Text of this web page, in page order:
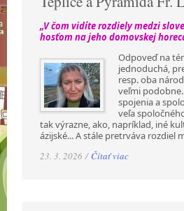
„V čom vidíte rozdiely medzi
hosťom na jeho domovskej
Odpoveď na
jednoduchá,
resp. oba
veľmi
spojenia a
veľa
tak výrazne, ako, napríklad, iné
ázijské... A stále pretrváva rozdiel
23. 3. 2026 / Čítať viac